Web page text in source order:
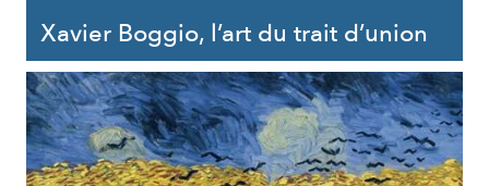
Xavier Boggio, l’art du trait d’union